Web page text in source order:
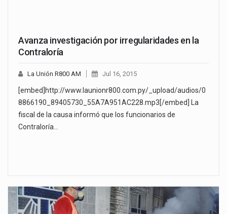
Avanza investigación por irregularidades en la
Contraloría
La Unión R800 AM Jul 16, 2015
[embed]http://www.launionr800.com.py/_upload/audios/0
8866190_89405730_55A7A951AC228.mp3[/embed] La
fiscal de la causa informó que los funcionarios de
Contraloría…